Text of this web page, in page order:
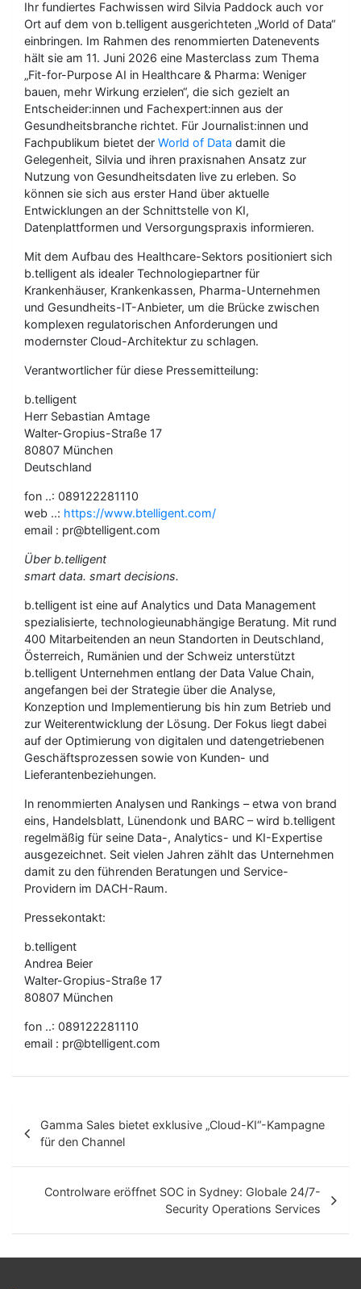
Ihr fundiertes Fachwissen wird Silvia Paddock auch vor
Ort auf dem von b.telligent ausgerichteten „World of Data“
einbringen. Im Rahmen des renommierten Datenevents
hält sie am 11. Juni 2026 eine Masterclass zum Thema
„Fit-for-Purpose AI in Healthcare & Pharma: Weniger
bauen, mehr Wirkung erzielen“, die sich gezielt an
Entscheider:innen und Fachexpert:innen aus der
Gesundheitsbranche richtet. Für Journalist:innen und
Fachpublikum bietet der World of Data damit die
Gelegenheit, Silvia und ihren praxisnahen Ansatz zur
Nutzung von Gesundheitsdaten live zu erleben. So
können sie sich aus erster Hand über aktuelle
Entwicklungen an der Schnittstelle von KI,
Datenplattformen und Versorgungspraxis informieren.
Mit dem Aufbau des Healthcare-Sektors positioniert sich
b.telligent als idealer Technologiepartner für
Krankenhäuser, Krankenkassen, Pharma-Unternehmen
und Gesundheits-IT-Anbieter, um die Brücke zwischen
komplexen regulatorischen Anforderungen und
modernster Cloud-Architektur zu schlagen.
Verantwortlicher für diese Pressemitteilung:
b.telligent
Herr Sebastian Amtage
Walter-Gropius-Straße 17
80807 München
Deutschland
fon ..: 089122281110
web ..: https://www.btelligent.com/
email : pr@btelligent.com
Über b.telligent
smart data. smart decisions.
b.telligent ist eine auf Analytics und Data Management
spezialisierte, technologieunabhängige Beratung. Mit rund
400 Mitarbeitenden an neun Standorten in Deutschland,
Österreich, Rumänien und der Schweiz unterstützt
b.telligent Unternehmen entlang der Data Value Chain,
angefangen bei der Strategie über die Analyse,
Konzeption und Implementierung bis hin zum Betrieb und
zur Weiterentwicklung der Lösung. Der Fokus liegt dabei
auf der Optimierung von digitalen und datengetriebenen
Geschäftsprozessen sowie von Kunden- und
Lieferantenbeziehungen.
In renommierten Analysen und Rankings – etwa von brand
eins, Handelsblatt, Lünendonk und BARC – wird b.telligent
regelmäßig für seine Data-, Analytics- und KI-Expertise
ausgezeichnet. Seit vielen Jahren zählt das Unternehmen
damit zu den führenden Beratungen und Service-
Providern im DACH-Raum.
Pressekontakt:
b.telligent
Andrea Beier
Walter-Gropius-Straße 17
80807 München
fon ..: 089122281110
email : pr@btelligent.com
e
i
a
Gamma Sales bietet exklusive „Cloud-KI“-Kampagne
für den Channel
Controlware eröffnet SOC in Sydney: Globale 24/7-
Security Operations Services